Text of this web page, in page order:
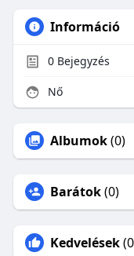
Információ
0Bejegyzés
Nő
Albumok(0)
Barátok(0)
Kedvelések